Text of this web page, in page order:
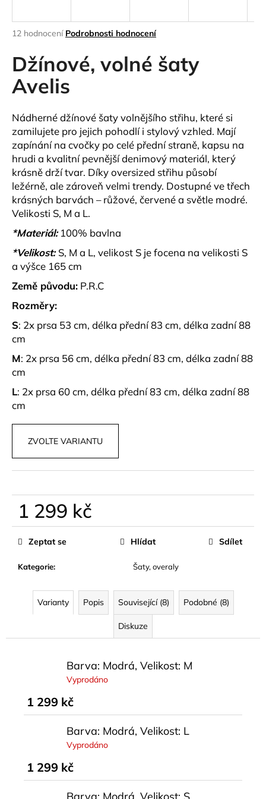
Průměrné
produktu
je
5,0
z
hvězdiček.
12 hodnocení Podrobnosti hodnocení
Džínové, volné šaty
Avelis
Nádherné džínové šaty volnějšího střihu, které si
zamilujete pro jejich pohodlí i stylový vzhled. Mají
zapínání na cvočky po celé přední straně, kapsu na
hrudi a kvalitní pevnější denimový materiál, který
krásně drží tvar. Díky oversized střihu působí
ležérně, ale zároveň velmi trendy. Dostupné ve třech
krásných barvách – růžové, červené a světle modré.
Velikosti S, M a L.
*Materiál: 100% bavlna
*Velikost: S, M a L, velikost S je focena na velikosti S
a výšce 165 cm
Země původu: P.R.C
Rozměry:
S: 2x prsa 53 cm, délka přední 83 cm, délka zadní 88
cm
M: 2x prsa 56 cm, délka přední 83 cm, délka zadní 88
cm
L: 2x prsa 60 cm, délka přední 83 cm, délka zadní 88
cm
ZVOLTE VARIANTU
1 299 kč
Měrná
Kategorie: Šaty, overaly
Zeptat se Hlídat Sdílet
Varianty Popis Související (8) Podobné (8)
Diskuze
Barva: Modrá, Velikost: M
Vyprodáno
1 299 kč
Barva: Modrá, Velikost: L
Vyprodáno
1 299 kč
Barva: Modrá, Velikost: S
j
t
?
HLEDAT
D
o
p
o
u
č
u
j
e
m
e
HNĚDÝ
BIKER
SET
FITNESS
kč